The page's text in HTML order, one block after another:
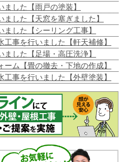
した【雨戸の塗装】
した【天窓を塞ぎました】
した【シーリング工事】
事を行いました【軒天補修】
した【足場・高圧洗浄】
ム【畳の撤去・下地の作成】
事を行いました【外壁塗装】